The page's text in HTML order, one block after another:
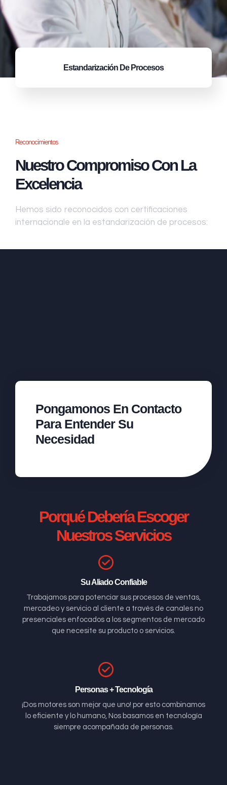
Estandarización De Procesos
Reconocimientos
Nuestro Compromiso Con La
Excelencia
Hemos sido reconocidos con certificaciones
internacionale en la estandarización de procesos:
Pongamonos En Contacto
Para Entender Su
Necesidad
Porqué Debería Escoger
Nuestros Servicios
Su Aliado Confiable
Trabajamos para potenciar sus procesos de ventas,
mercadeo y servicio al cliente a través de canales no
presenciales enfocados a los segmentos de mercado
que necesite su producto o servicios.
Personas + Tecnología
¡Dos motores son mejor que uno! por esto combinamos
lo eficiente y lo humano, Nos basamos en tecnología
siempre acompañada de personas.